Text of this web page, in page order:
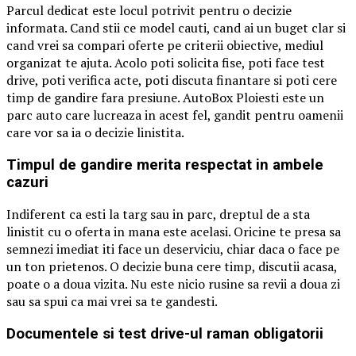
Parcul dedicat este locul potrivit pentru o decizie
informata. Cand stii ce model cauti, cand ai un buget clar si
cand vrei sa compari oferte pe criterii obiective, mediul
organizat te ajuta. Acolo poti solicita fise, poti face test
drive, poti verifica acte, poti discuta finantare si poti cere
timp de gandire fara presiune. AutoBox Ploiesti este un
parc auto care lucreaza in acest fel, gandit pentru oamenii
care vor sa ia o decizie linistita.
Timpul de gandire merita respectat in ambele
cazuri
Indiferent ca esti la targ sau in parc, dreptul de a sta
linistit cu o oferta in mana este acelasi. Oricine te presa sa
semnezi imediat iti face un deserviciu, chiar daca o face pe
un ton prietenos. O decizie buna cere timp, discutii acasa,
poate o a doua vizita. Nu este nicio rusine sa revii a doua zi
sau sa spui ca mai vrei sa te gandesti.
Documentele si test drive-ul raman obligatorii